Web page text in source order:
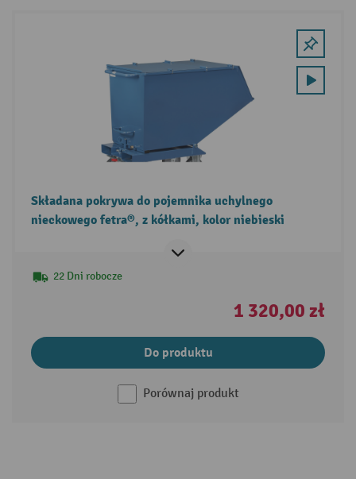
Składana pokrywa do pojemnika uchylnego
nieckowego fetra®, z kółkami, kolor niebieski
22 Dni robocze
1 320,00 zł
Do produktu
Porównaj produkt